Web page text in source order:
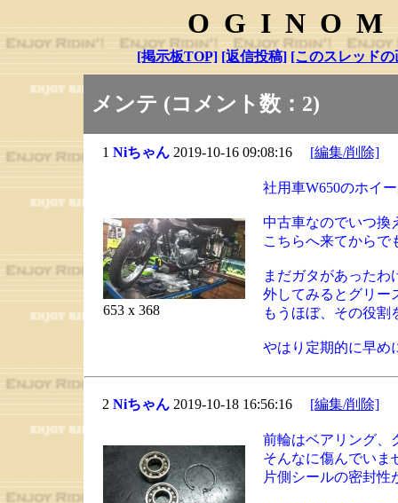
[掲示板TOP] [返信投稿] [このスレッドの
メンテ (コメント数：2)
1 Niちゃん2019-10-16 09:08:16 [編集/削除]
653 x 368
社用車W650のホイ
中古車なのでいつ換
こちらへ来てからで
まだガタがあったわ
外してみるとグリー
もうほぼ、その役割
やはり定期的に早め
2 Niちゃん2019-10-18 16:56:16 [編集/削除]
前輪はベアリング、
そんなに傷んでいま
片側シールの密封性